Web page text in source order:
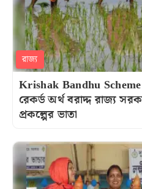
রাজ্য
Krishak Bandhu
রেকর্ড অর্থ বরাদ্দ রাজ্য
প্রকল্পের ভাতা